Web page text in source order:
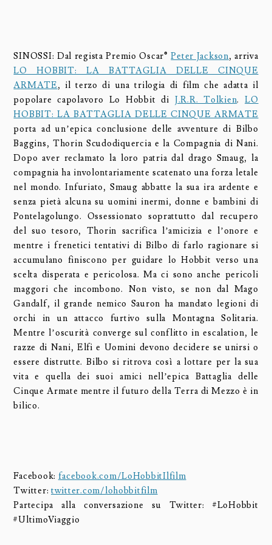
SINOSSI: Dal regista Premio Oscar®Peter Jackson, arriva
LO HOBBIT: LA BATTAGLIA DELLE CINQUE
ARMATE, il terzo di una trilogia di film che adatta il
popolare capolavoro Lo Hobbit di J.R.R. Tolkien.LO
HOBBIT: LA BATTAGLIA DELLE CINQUE ARMATE
porta ad un’epica conclusione delle avventure di Bilbo
Baggins, Thorin Scudodiquercia e la Compagnia di Nani.
Dopo aver reclamato la loro patria dal drago Smaug, la
compagnia ha involontariamente scatenato una forza letale
nel mondo. Infuriato, Smaug abbatte la sua ira ardente e
senza pietà alcuna su uomini inermi, donne e bambini di
Pontelagolungo. Ossessionato soprattutto dal recupero
del suo tesoro, Thorin sacrifica l’amicizia e l’onore e
mentre i frenetici tentativi di Bilbo di farlo ragionare si
accumulano finiscono per guidare lo Hobbit verso una
scelta disperata e pericolosa. Ma ci sono anche pericoli
maggori che incombono. Non visto, se non dal Mago
Gandalf, il grande nemico Sauron ha mandato legioni di
orchi in un attacco furtivo sulla Montagna Solitaria.
Mentre l’oscurità converge sul conflitto in escalation, le
razze di Nani, Elfi e Uomini devono decidere se unirsi o
essere distrutte. Bilbo si ritrova così a lottare per la sua
vita e quella dei suoi amici nell’epica Battaglia delle
Cinque Armate mentre il futuro della Terra di Mezzo è in
bilico.
Facebook: facebook.com/LoHobbitIlfilm
Twitter:twitter.com/lohobbitfilm
Partecipa alla conversazione su Twitter: #LoHobbit
#UltimoViaggio